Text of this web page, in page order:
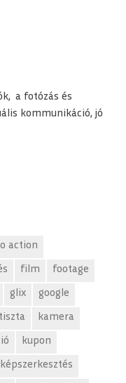
a fotózás és
kommunikáció, jó
action
film footage
glix google
kamera
kupon
képszerkesztés